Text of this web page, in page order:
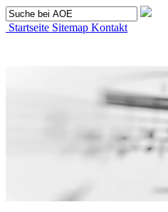
Startseite Sitemap Kontakt